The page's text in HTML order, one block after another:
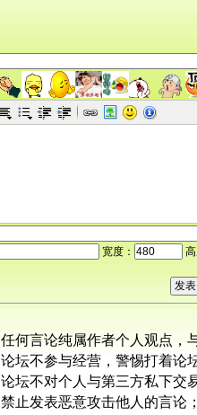
宽度：
高
任何言论纯属作者个人观点，
论坛不参与经营，警惕打着论
论坛不对个人与第三方私下交
禁止发表恶意攻击他人的言论；